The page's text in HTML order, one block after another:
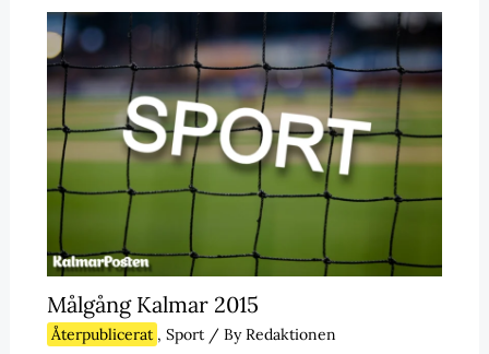
Målgång Kalmar 2015
Återpublicerat , Sport/ ByRedaktionen